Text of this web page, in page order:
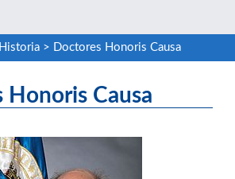
Historia> Doctores Honoris Causa
Honoris Causa